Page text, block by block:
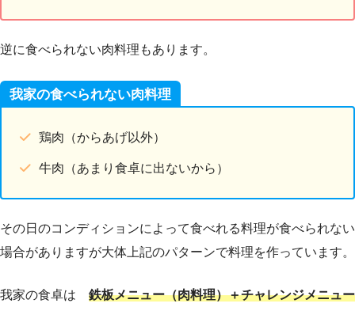
逆に食べられない肉料理もあります。
我家の食べられない肉料理
鶏肉（からあげ以外）
牛肉（あまり食卓に出ないから）
その日のコンディションによって食べれる料理が食べられない
場合がありますが大体上記のパターンで料理を作っています。
我家の食卓は 鉄板メニュー（肉料理）＋チャレンジメニュー